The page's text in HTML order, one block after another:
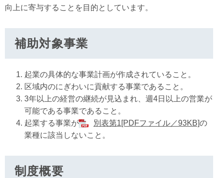
向上に寄与することを目的としています。
補助対象事業
起業の具体的な事業計画が作成されていること。
区域内のにぎわいに貢献する事業であること。
3年以上の経営の継続が見込まれ、週4日以上の営業が
可能である事業であること。
起業する事業が
別表第1[PDFファイル／93KB]の
業種に該当しないこと。
制度概要